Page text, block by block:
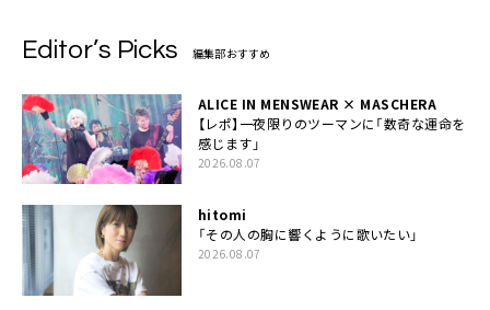
Editor’s Picks 編集部おすすめ
ALICE IN MENSWEAR × MASCHERA
【レポ】一夜限りのツーマンに「数奇な運命を
感じます」
2026.08.07
hitomi
「その人の胸に響くように歌いたい」
2026.08.07